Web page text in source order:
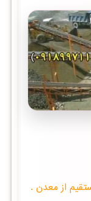
از معدن .